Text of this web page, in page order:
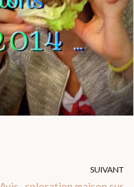
SUIVANT